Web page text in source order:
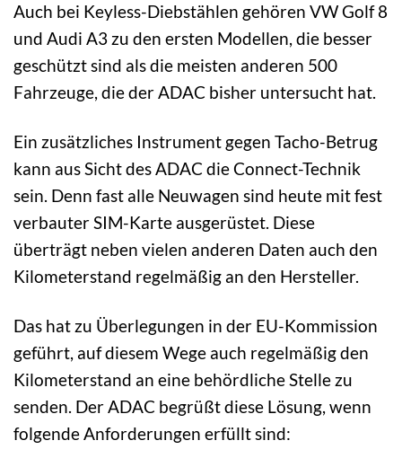
Auch bei Keyless-Diebstählen gehören VW Golf 8
und Audi A3 zu den ersten Modellen, die besser
geschützt sind als die meisten anderen 500
Fahrzeuge, die der ADAC bisher untersucht hat.
Ein zusätzliches Instrument gegen Tacho-Betrug
kann aus Sicht des ADAC die Connect-Technik
sein. Denn fast alle Neuwagen sind heute mit fest
verbauter SIM-Karte ausgerüstet. Diese
überträgt neben vielen anderen Daten auch den
Kilometerstand regelmäßig an den Hersteller.
Das hat zu Überlegungen in der EU-Kommission
geführt, auf diesem Wege auch regelmäßig den
Kilometerstand an eine behördliche Stelle zu
senden. Der ADAC begrüßt diese Lösung, wenn
folgende Anforderungen erfüllt sind: